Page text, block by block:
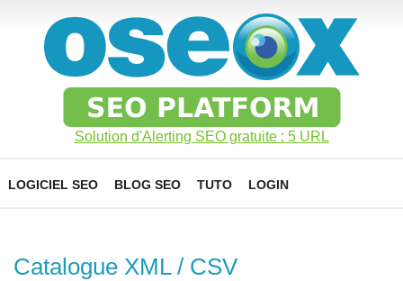
Solution d'Alerting SEO gratuite : 5 URL
LOGICIEL SEO BLOG SEO TUTO LOGIN
Catalogue XML / CSV